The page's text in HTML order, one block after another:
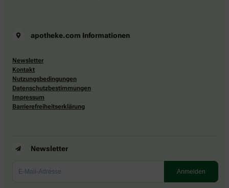
apotheke.com Informationen
Newsletter
Kontakt
Nutzungsbedingungen
Datenschutzbestimmungen
Impressum
Barrierefreiheitserklärung
Newsletter